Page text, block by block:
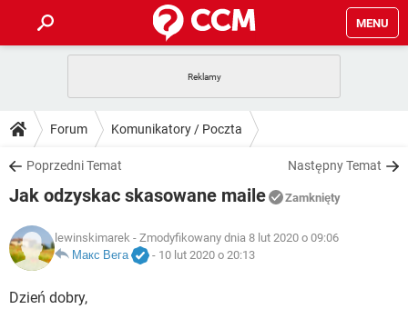
MENU
GRY WHATSAPP
SPOTIFY
INSTAGRAM FACEBOOK
WINDOWS 10
PORADY
PlayStation TIKTOK
INSTAGRAM FACEBOOK
WINDOWS 10
DO POBRANIA
ANDROID TIKTOK
GRY
IOS NETFLIX
INSTAGRAM
COVID-19 TIKTOK
GRY
SPOTIFY
ARTYKUŁY
COVID-19
Forum Komunikatory / Poczta
Poprzedni Temat Następny Temat
Jak odzyskac skasowane maile Zamknięty
lewinskimarek - Zmodyfikowany dnia 8 lut 2020 o 09:06
Макс Вега
- 10 lut 2020 o 20:13
Dzień dobry,